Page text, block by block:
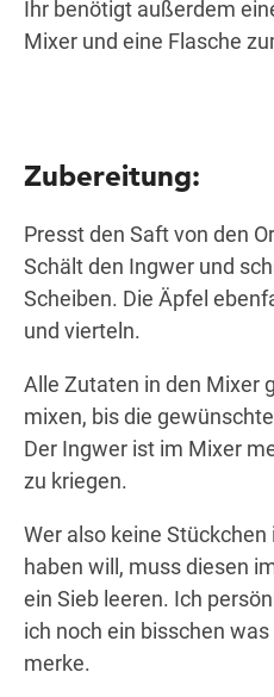
Ihr benötigt außerdem
Mixer und eine Flasche
Zubereitung:
Presst den Saft von den
Schält den Ingwer und
Scheiben. Die Äpfel
und vierteln.
Alle Zutaten in den Mixer
mixen, bis die
Der Ingwer ist im Mixer
zu kriegen.
Wer also keine
haben will, muss diesen
ein Sieb leeren. Ich
ich noch ein bisschen
merke.